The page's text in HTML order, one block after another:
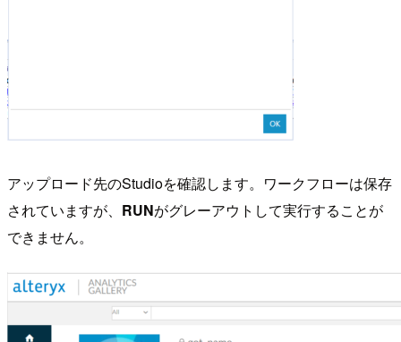
アップロード先のStudioを確認します。ワークフローは保存
されていますが、 RUNがグレーアウトして実行することが
できません。